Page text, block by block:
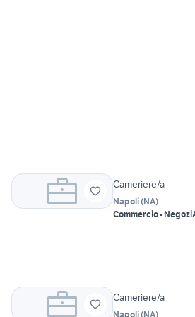
Cameriere/a
Napoli(NA)
Commercio - Negozi
Cameriere/a
Napoli(NA)